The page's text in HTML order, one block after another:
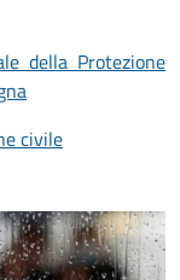
della Protezione
civile